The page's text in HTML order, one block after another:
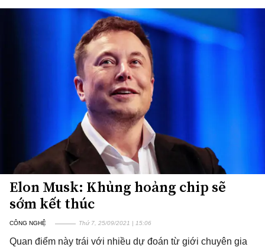
Elon Musk: Khủng hoảng chip sẽ
sớm kết thúc
CÔNG NGHỆ Thứ 7, 25/09/2021 | 15:06
Quan điểm này trái với nhiều dự đoán từ giới chuyên gia